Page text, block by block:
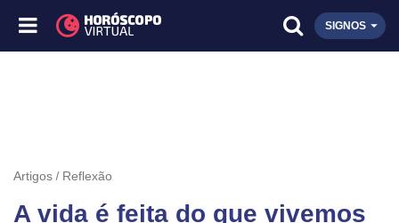
SIGNOS
Artigos Reflexão
A vida é feita do que vivemos